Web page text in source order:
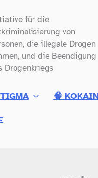
für die
von
die illegale Drogen
und die Beendigung
Drogenkriegs
🧠 KOKAIN